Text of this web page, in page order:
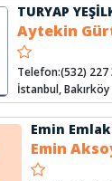
TURYAP
Aytekin
Telefon:(532) 227
İstanbul, Bakırköy
Emin
Emin